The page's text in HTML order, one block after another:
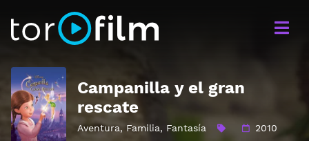
Campanilla y el gran
rescate
Aventura, Familia, Fantasía 2010